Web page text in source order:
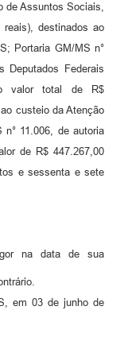
de Assuntos Sociais,
destinados ao
Portaria GM/MS n°
Deputados Federais
valor total de R$
custeio da Atenção
11.006, de autoria
de R$ 447.267,00
e sessenta e sete
na data de sua
em 03 de junho de